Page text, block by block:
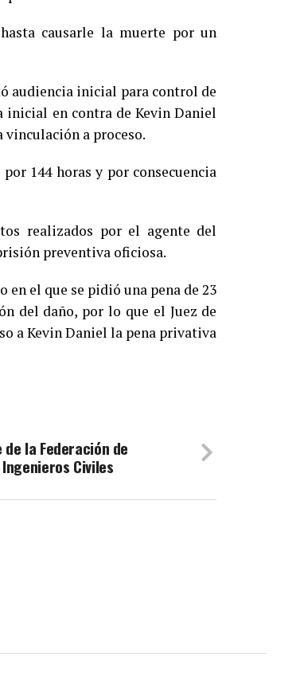
causarle la muerte por un
audiencia inicial para control de
inicial en contra de Kevin Daniel
a proceso.
144 horas y por consecuencia
realizados por el agente del
preventiva oficiosa.
el que se pidió una pena de 23
del daño, por lo que el Juez de
a Kevin Daniel la pena privativa
la Federación de
Civiles